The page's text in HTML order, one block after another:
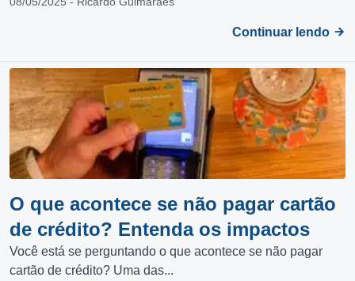
Continuar lendo
O que acontece se não pagar cartão
de crédito? Entenda os impactos
Você está se perguntando o que acontece se não pagar
cartão de crédito? Uma das...